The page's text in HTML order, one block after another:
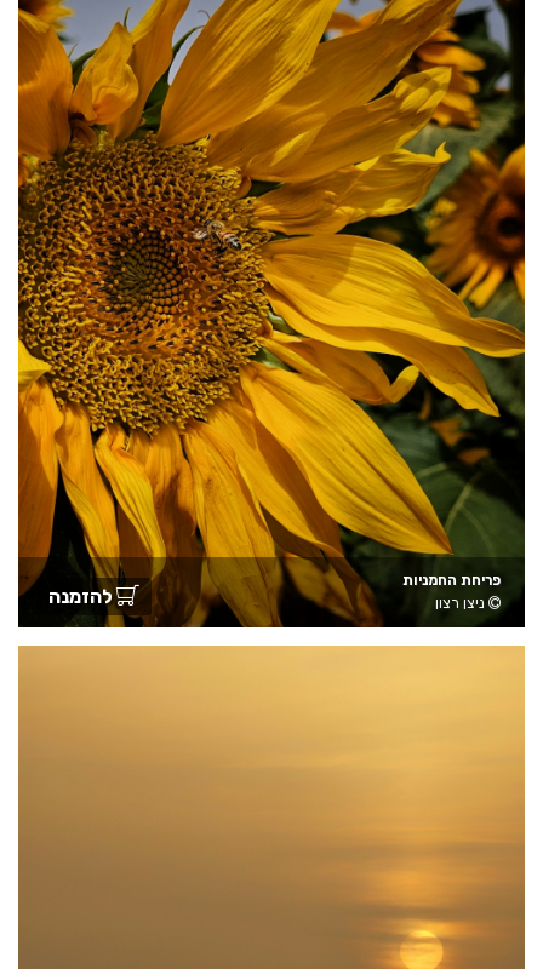
פריחת החמניות
ניצן רצון
להזמנה